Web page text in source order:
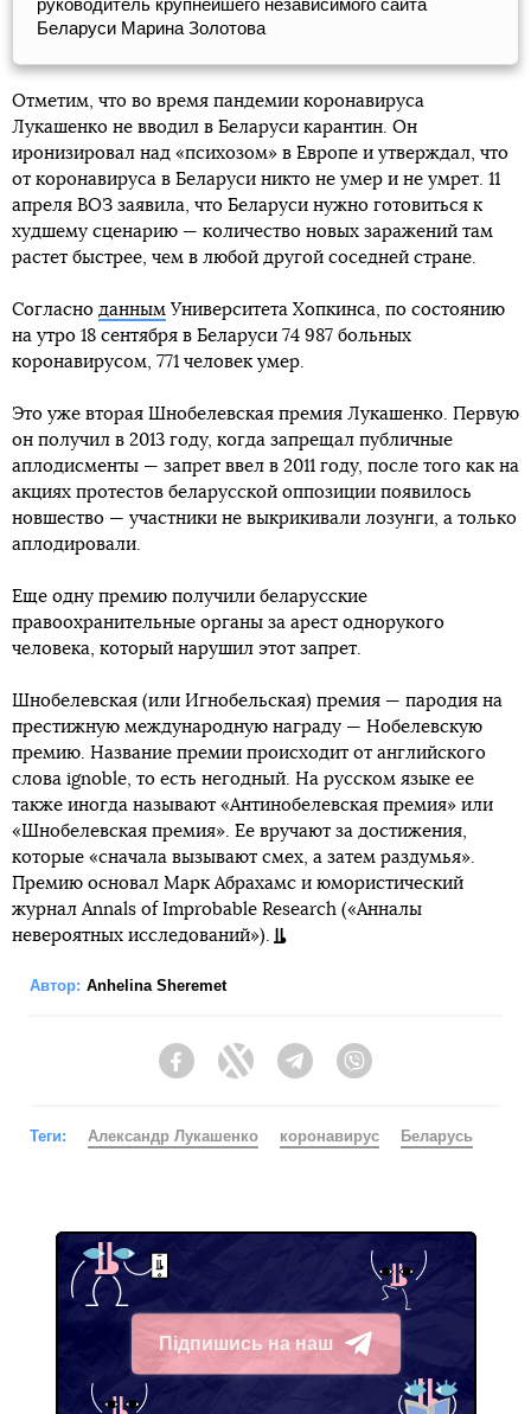
руководитель крупнейшего независимого сайта
Беларуси Марина Золотова
Отметим, что во время пандемии коронавируса
Лукашенко не вводил в Беларуси карантин. Он
иронизировал над «психозом» в Европе и утверждал, что
от коронавируса в Беларуси никто не умер и не умрет. 11
апреля ВОЗ заявила, что Беларуси нужно готовиться к
худшему сценарию — количество новых заражений там
растет быстрее, чем в любой другой соседней стране.
Согласно данным Университета Хопкинса, по состоянию
на утро 18 сентября в Беларуси 74 987 больных
коронавирусом, 771 человек умер.
Это уже вторая Шнобелевская премия Лукашенко. Первую
он получил в 2013 году, когда запрещал публичные
аплодисменты — запрет ввел в 2011 году, после того как на
акциях протестов беларусской оппозиции появилось
новшество — участники не выкрикивали лозунги, а только
аплодировали.
Еще одну премию получили беларусские
правоохранительные органы за арест однорукого
человека, который нарушил этот запрет.
Шнобелевская (или Игнобельская) премия — пародия на
престижную международную награду — Нобелевскую
премию. Название премии происходит от английского
слова ignoble, то есть негодный. На русском языке ее
также иногда называют «Антинобелевская премия» или
«Шнобелевская премия». Ее вручают за достижения,
которые «сначала вызывают смех, а затем раздумья».
Премию основал Марк Абрахамс и юмористический
журнал Annals of Improbable Research («Анналы
невероятных исследований»).
Автор: Anhelina Sheremet
FacebookTwitter Telegram
Теги: Александр Лукашенко коронавирус Беларусь
Підпишись на наш
Telegram